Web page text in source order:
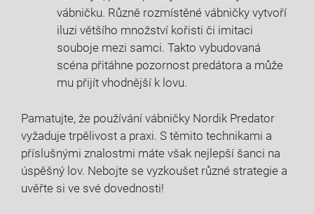
vábničku. Různě rozmístěné vábničky vytvoří
iluzi většího množství kořisti či imitaci
souboje mezi samci. Takto vybudovaná
scéna přitáhne pozornost predátora a může
mu přijít vhodnější k lovu.
Pamatujte, že používání vábničky Nordik Predator
vyžaduje trpělivost a praxi. S těmito technikami a
příslušnými znalostmi máte však nejlepší šanci na
úspěšný lov. Nebojte se vyzkoušet různé strategie a
uvěřte si ve své dovednosti!